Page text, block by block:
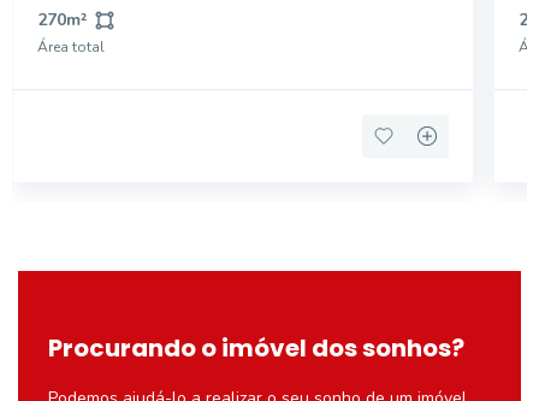
busca construir a casa dos seus sonhos ou
desenvolver um projeto. A região é tranquila e conta
270m²
Área total
Procurando o imóvel dos sonhos?